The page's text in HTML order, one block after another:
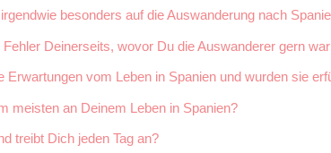
besonders auf die Auswanderung nach
Deinerseits, wovor Du die Auswanderer gern
Erwartungen vom Leben in Spanien und wurden sie
meisten an Deinem Leben in Spanien?
treibt Dich jeden Tag an?